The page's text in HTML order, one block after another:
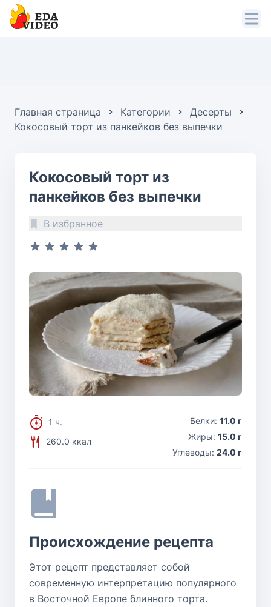
Главная страница Категории
Десерты
Кокосовый торт из панкейков без выпечки
Кокосовый торт из
панкейков без выпечки
В избранное
1 ч.
260.0 ккал
Белки: 11.0 г
Жиры: 15.0 г
Углеводы: 24.0 г
Происхождение рецепта
Этот рецепт представляет собой
современную интерпретацию популярного
в Восточной Европе блинного торта.